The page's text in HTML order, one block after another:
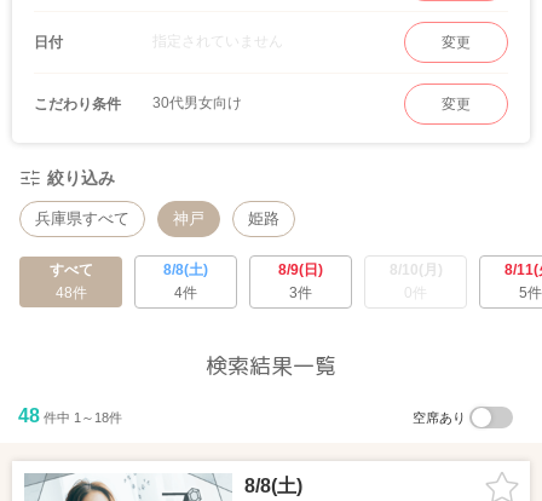
日付 指定されていません 変更
こだわり条件 30代男女向け 変更
絞り込み
兵庫県すべて 神戸 姫路
すべて
48件
8/8(土)
4件
8/9(日)
3件
8/10(月)
0件
8/11(
5件
検索結果一覧
48 件中 1～18件 空席あり
8/8(土)